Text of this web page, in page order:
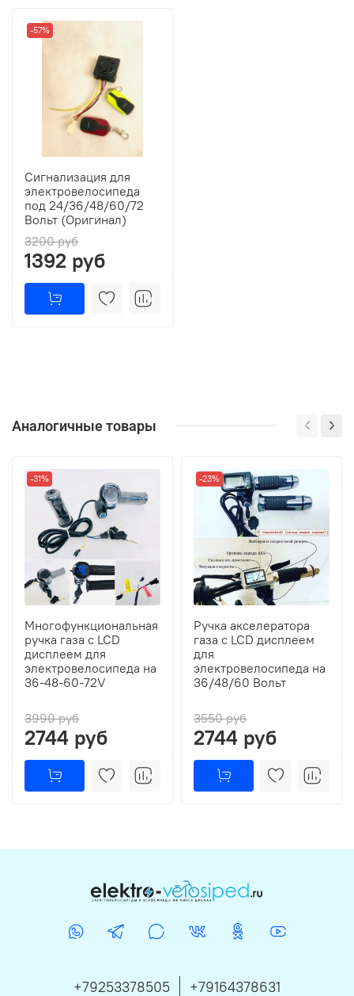
-57%
Сигнализация для
электровелосипеда
под 24/36/48/60/72
Вольт (Оригинал)
3200 руб
1392 руб
Аналогичные товары
-31%
Многофункциональная
ручка газа с LCD
дисплеем для
электровелосипеда на
36-48-60-72V
3990 руб
2744 руб
-23%
Ручка акселератора
газа с LCD дисплеем
для
электровелосипеда на
36/48/60 Вольт
3550 руб
2744 руб
+79253378505 +79164378631